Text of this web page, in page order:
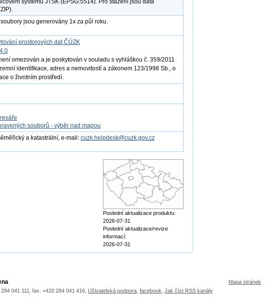
systému JTSK (EPSG:5514). Pro stažení jsou data
jsou generovány 1x za půl roku.
prostorových dat ČÚZK
omezován a je poskytován v souladu s vyhláškou č. 359/2011
identifikace, adres a nemovitostí a zákonem 123/1998 Sb., o
o životním prostředí.
souborů - výběr nad mapou
a katastrální, e-mail: cuzk.helpdesk@cuzk.gov.cz
Poslední aktualizace produktu:
2026-07-31
Poslední aktualizace/revize
informací:
2026-07-31
Mapa stránek
041 111, fax: +420 284 041 416, Uživatelská podpora facebook Jak číst RSS kanály